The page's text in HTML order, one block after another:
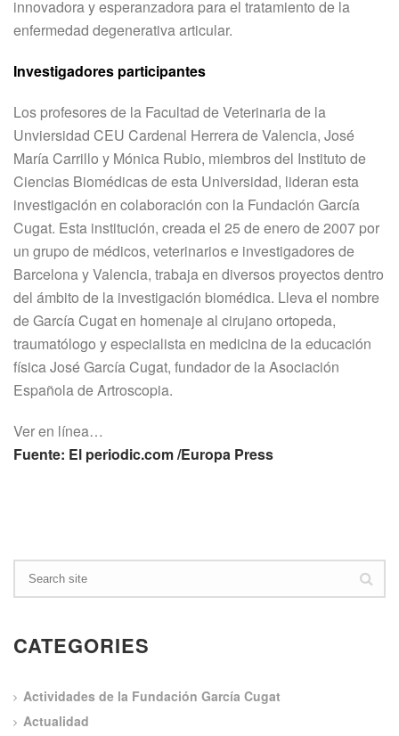
innovadora y esperanzadora para el tratamiento de la
enfermedad degenerativa articular.
Investigadores participantes
Los profesores de la Facultad de Veterinaria de la
Unviersidad CEU Cardenal Herrera de Valencia, José
María Carrillo y Mónica Rubio, miembros del Instituto de
Ciencias Biomédicas de esta Universidad, lideran esta
investigación en colaboración con la Fundación García
Cugat. Esta institución, creada el 25 de enero de 2007 por
un grupo de médicos, veterinarios e investigadores de
Barcelona y Valencia, trabaja en diversos proyectos dentro
del ámbito de la investigación biomédica. Lleva el nombre
de García Cugat en homenaje al cirujano ortopeda,
traumatólogo y especialista en medicina de la educación
física José García Cugat, fundador de la Asociación
Española de Artroscopia.
Ver en línea…
Fuente: El periodic.com /Europa Press
CATEGORIES
Actividades de la Fundación García Cugat
Actualidad